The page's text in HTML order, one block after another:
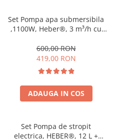
Set Pompa apa submersibila
,1100W, Heber®, 3 m³/h cu
Inlocuieste vasul de
expansiune
600,00 RON
419,00 RON
ADAUGA IN COS
Set Pompa de stropit
electrica, HEBER®, 12 L +